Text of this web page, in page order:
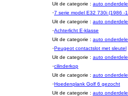
Uit de categorie : auto
·7 serie model E32 730i (1986 -
Uit de categorie : auto
·Achterlicht E-klasse
Uit de categorie : auto
·Peugeot contactslot met sleutel
Uit de categorie : auto
·cilinderkop
Uit de categorie : auto
·Hoedenplank Golf 6 gezocht
Uit de categorie : auto